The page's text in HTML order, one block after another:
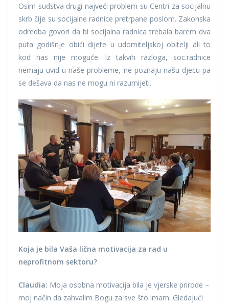
Osim sudstva drugi najveći problem su Centri za socijalnu
skrb čije su socijalne radnice pretrpane poslom. Zakonska
odredba govori da bi socijalna radnica trebala barem dva
puta godišnje obići dijete u udomiteljskoj obitelji ali to
kod nas nije moguće. Iz takvih razloga, soc.radnice
nemaju uvid u naše probleme, ne poznaju našu djecu pa
se dešava da nas ne mogu ni razumijeti.
Koja je bila Vaša lična motivacija za rad u
neprofitnom sektoru?
Claudia: Moja osobna motivacija bila je vjerske prirode –
moj način da zahvalim Bogu za sve što imam. Gledajući